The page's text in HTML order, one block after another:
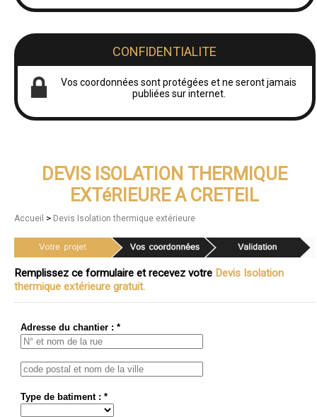
CONFIDENTIALITE
Vos coordonnées sont protégées et ne seront jamais
publiées sur internet.
DEVIS ISOLATION THERMIQUE
EXTéRIEURE A CRETEIL
Accueil > Devis Isolation thermique extérieure
Remplissez ce formulaire et recevez votre Devis Isolation
thermique extérieure gratuit.
Adresse du chantier : *
Type de batiment : *